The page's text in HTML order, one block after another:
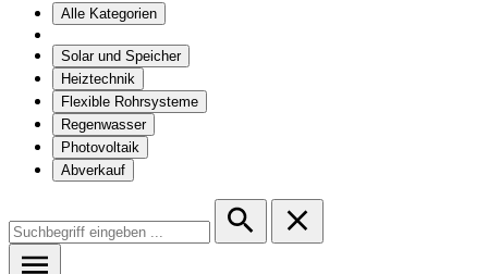
Alle Kategorien
Solar und Speicher
Heiztechnik
Flexible Rohrsysteme
Regenwasser
Photovoltaik
Abverkauf